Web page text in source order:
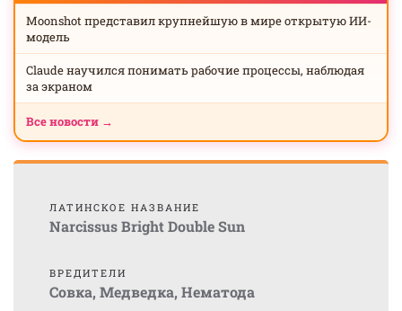
Moonshot представил крупнейшую в мире открытую ИИ-
модель
Claude научился понимать рабочие процессы, наблюдая
за экраном
Все новости →
ЛАТИНСКОЕ НАЗВАНИЕ
Narcissus Bright Double Sun
ВРЕДИТЕЛИ
Совка, Медведка, Нематода